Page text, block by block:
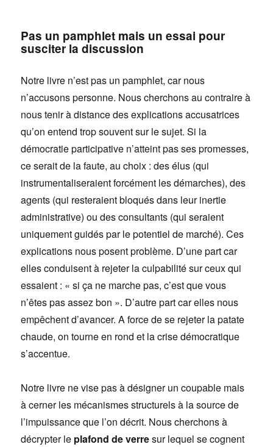
Pas un pamphlet mais un essai pour
susciter la discussion
Notre livre n’est pas un pamphlet, car nous
n’accusons personne. Nous cherchons au contraire à
nous tenir à distance des explications accusatrices
qu’on entend trop souvent sur le sujet. Si la
démocratie participative n’atteint pas ses promesses,
ce serait de la faute, au choix : des élus (qui
instrumentaliseraient forcément les démarches), des
agents (qui resteraient bloqués dans leur inertie
administrative) ou des consultants (qui seraient
uniquement guidés par le potentiel de marché). Ces
explications nous posent problème. D’une part car
elles conduisent à rejeter la culpabilité sur ceux qui
essaient : « si ça ne marche pas, c’est que vous
n’êtes pas assez bon ». D’autre part car elles nous
empêchent d’avancer. A force de se rejeter la patate
chaude, on tourne en rond et la crise démocratique
s’accentue.
Notre livre ne vise pas à désigner un coupable mais
à cerner les mécanismes structurels à la source de
l’impuissance que l’on décrit. Nous cherchons à
décrypter le plafond de verresur lequel se cognent